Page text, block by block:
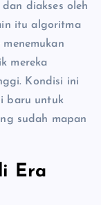
diakses oleh
itu algoritma
mereka
Kondisi ini
baru untuk
sudah mapan
Era